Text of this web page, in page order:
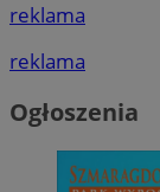
reklama
reklama
Ogłoszenia